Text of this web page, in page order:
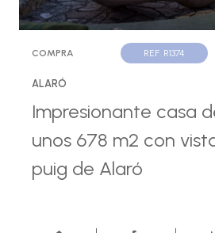
COMPRA REF. R1374
ALARÓ
Impresionante casa
unos 678 m2 con
puig de Alaró